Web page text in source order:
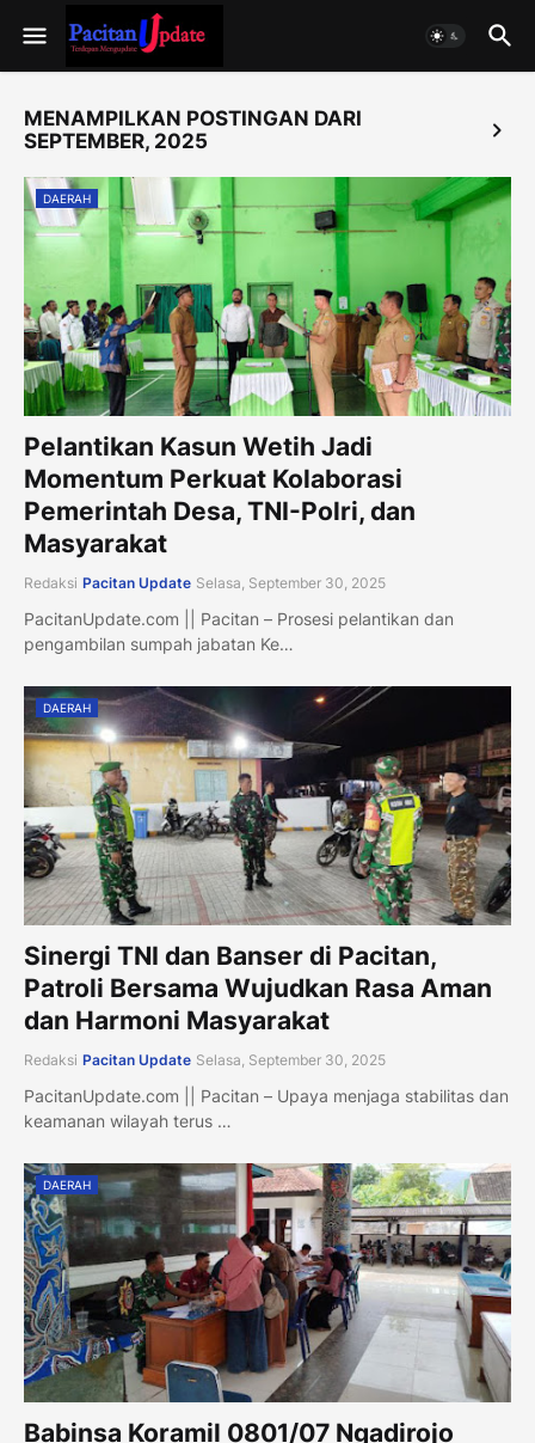
MENAMPILKAN POSTINGAN DARI
SEPTEMBER, 2025
DAERAH
Pelantikan Kasun Wetih Jadi
Momentum Perkuat Kolaborasi
Pemerintah Desa, TNI-Polri, dan
Masyarakat
Redaksi Pacitan Update Selasa, September 30, 2025
PacitanUpdate.com || Pacitan – Prosesi pelantikan dan
pengambilan sumpah jabatan Ke…
DAERAH
Sinergi TNI dan Banser di Pacitan,
Patroli Bersama Wujudkan Rasa Aman
dan Harmoni Masyarakat
Redaksi Pacitan Update Selasa, September 30, 2025
PacitanUpdate.com || Pacitan – Upaya menjaga stabilitas dan
keamanan wilayah terus …
DAERAH
Babinsa Koramil 0801/07 Ngadirojo